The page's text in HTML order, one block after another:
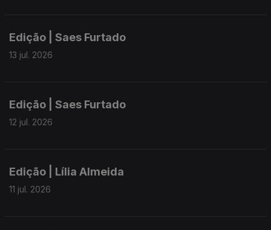
Edição | Saes Furtado
13 jul. 2026
Edição | Saes Furtado
12 jul. 2026
Edição | Lília Almeida
11 jul. 2026